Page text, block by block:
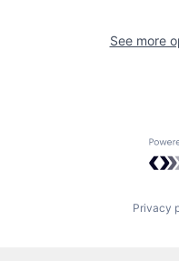
See more
Privacy